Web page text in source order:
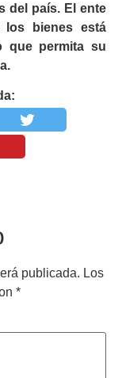
del país. El ente
bienes está
que permita su
publicada. Los
*